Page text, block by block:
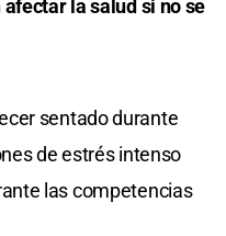
la salud si no se
sentado durante
de estrés intenso
las competencias